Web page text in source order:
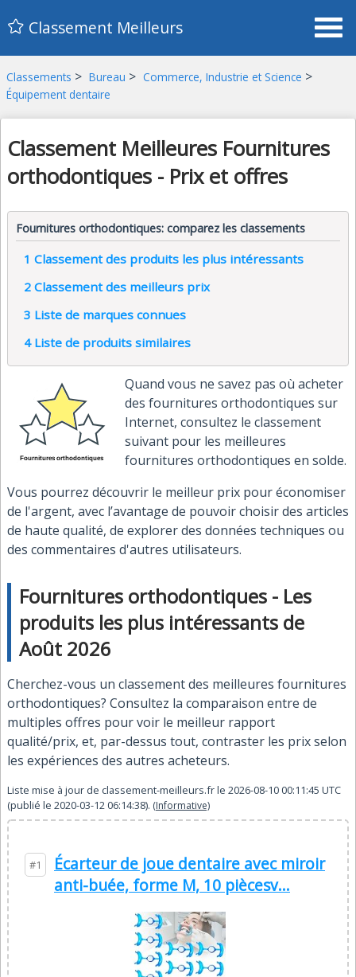
Classement Meilleurs
Classements > Bureau > Commerce, Industrie et Science >
Équipement dentaire
Classement Meilleures Fournitures
orthodontiques - Prix et offres
Fournitures orthodontiques: comparez les classements
1 Classement des produits les plus intéressants
2 Classement des meilleurs prix
3 Liste de marques connues
4Liste de produits similaires
Quand vous ne savez pas où acheter
des fournitures orthodontiques sur
Internet, consultez le classement
suivant pour les meilleures
fournitures orthodontiques en solde.
Vous pourrez découvrir le meilleur prix pour économiser
de l'argent, avec l’avantage de pouvoir choisir des articles
de haute qualité, de explorer des données techniques ou
des commentaires d'autres utilisateurs.
Fournitures orthodontiques - Les
produits les plus intéressants de
Août 2026
Cherchez-vous un classement des meilleures fournitures
orthodontiques? Consultez la comparaison entre de
multiples offres pour voir le meilleur rapport
qualité/prix, et, par-dessus tout, contraster les prix selon
les expériences des autres acheteurs.
Liste mise à jour de classement-meilleurs.frle 2026-08-10 00:11:45 UTC
(publié le 2020-03-12 06:14:38). (Informative)
#1
Écarteur de joue dentaire avec miroir
anti-buée, forme M, 10 piècesv...